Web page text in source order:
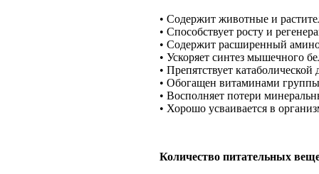
• Содержит животные и
• Способствует росту и
• Содержит расширенный
• Ускоряет синтез мышечного
• Препятствует катаболической
• Обогащен витаминами
• Восполняет потери
• Хорошо усваивается в
Количество питательных